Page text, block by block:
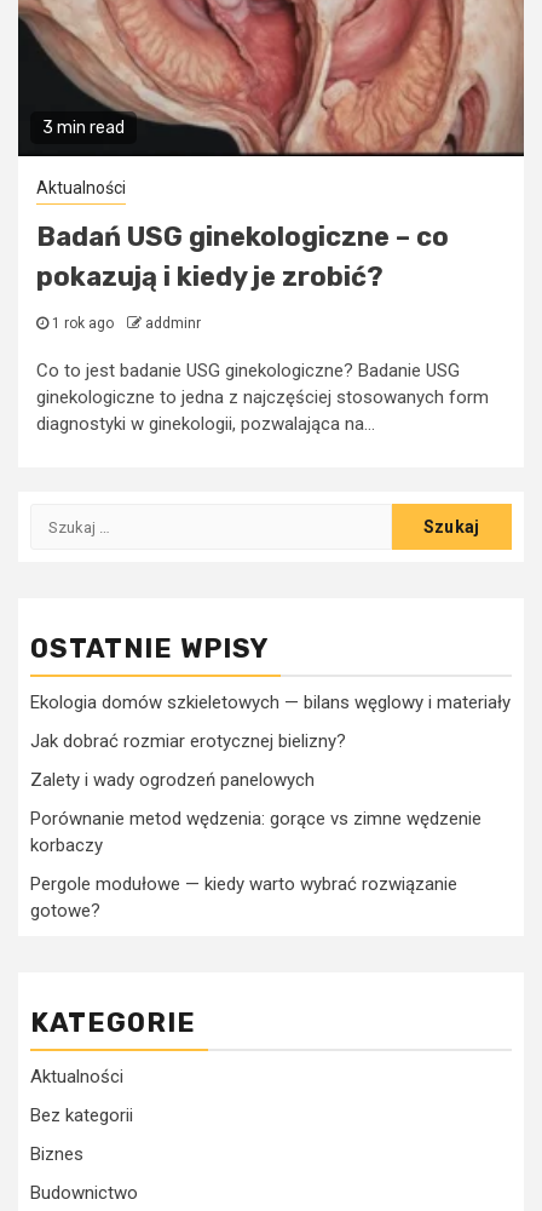
3 min read
Aktualności
Badań USG ginekologiczne – co
pokazują i kiedy je zrobić?
1 rok ago addminr
Co to jest badanie USG ginekologiczne? Badanie USG
ginekologiczne to jedna z najczęściej stosowanych form
diagnostyki w ginekologii, pozwalająca na...
Szukaj:
OSTATNIE WPISY
Ekologia domów szkieletowych — bilans węglowy i materiały
Jak dobrać rozmiar erotycznej bielizny?
Zalety i wady ogrodzeń panelowych
Porównanie metod wędzenia: gorące vs zimne wędzenie
korbaczy
Pergole modułowe — kiedy warto wybrać rozwiązanie
gotowe?
KATEGORIE
Aktualności
Bez kategorii
Biznes
Budownictwo